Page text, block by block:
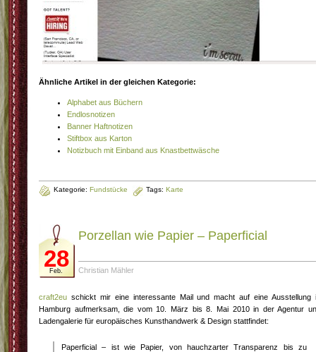
Ähnliche Artikel in der gleichen Kategorie:
Alphabet aus Büchern
Endlosnotizen
Banner Haftnotizen
Stiftbox aus Karton
Notizbuch mit Einband aus Knastbettwäsche
Kategorie: Fundstücke Tags: Karte
28
Feb.
Porzellan wie Papier – Paperficial
Christian Mähler
craft2eu schickt mir eine interessante Mail und macht auf eine Ausstellung
Hamburg aufmerksam, die vom 10. März bis 8. Mai 2010 in der Agentur
Ladengalerie für europäisches Kunsthandwerk & Design stattfindet:
Paperficial – ist wie Papier, von hauchzarter Transparenz bis zu